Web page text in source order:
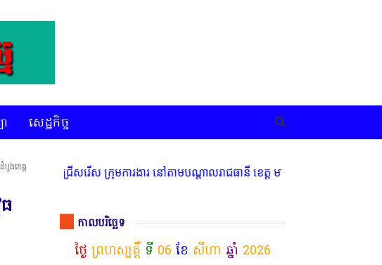
សេដ្ឋកិច្ច
ងខេត្ត
ើស ក្រុមការងារ នៅតាមបណ្តាលរាជធានី ខេត្ត មានចំណាប់អារម្មណ៍ សូមទំនាក់ទំនងតាម
កាលបរិច្ឆេទ
ថ្ងៃ ព្រហស្បត្តិ៍ ទី 06 ខែ សីហា ឆ្នាំ 2026